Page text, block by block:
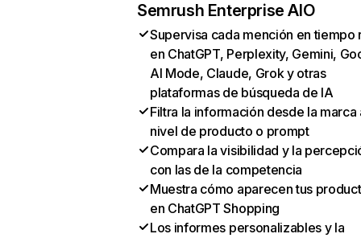
Semrush Enterprise AIO
Supervisa cada mención en tiempo
en ChatGPT, Perplexity, Gemini,
AI Mode, Claude, Grok y otras
plataformas de búsqueda de IA
Filtra la información desde la marca
nivel de producto o prompt
Compara la visibilidad y la
con las de la competencia
Muestra cómo aparecen tus
en ChatGPT Shopping
Los informes personalizables y la